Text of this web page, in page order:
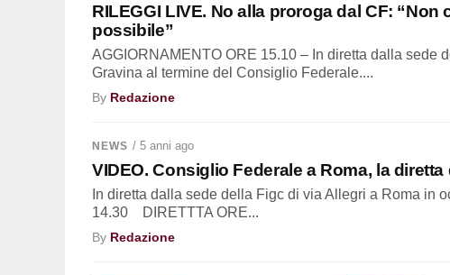
RILEGGI LIVE. No alla proroga dal CF:
possibile”
AGGIORNAMENTO ORE 15.10 – In diretta dalla sede
Gravina al termine del Consiglio Federale....
By Redazione
NEWS / 5 anni ago
VIDEO. Consiglio Federale a Roma, la
In diretta dalla sede della Figc di via Allegri a Roma in
14.30 DIRETTTA ORE...
By Redazione